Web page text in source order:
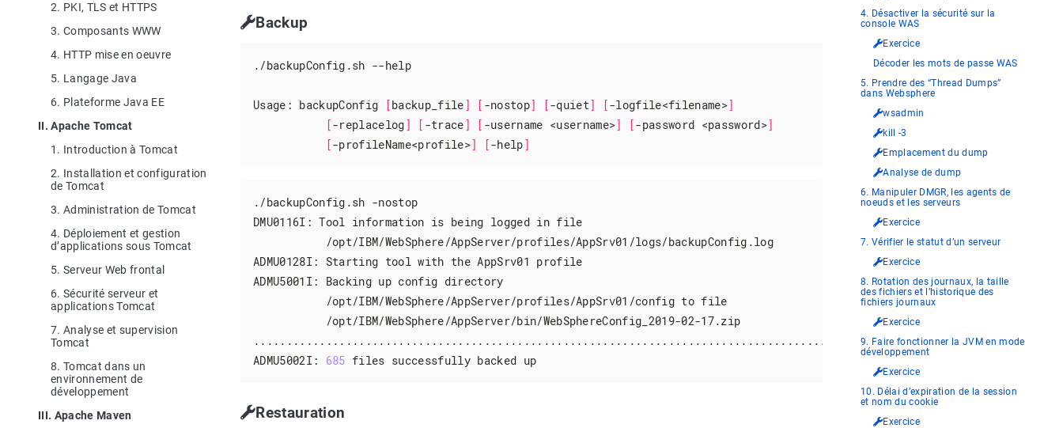
2. PKI, TLS et HTTPS
3. Composants WWW
4. HTTP mise en oeuvre
5. Langage Java
6. Plateforme Java EE
II. Apache Tomcat
1. Introduction à Tomcat
2. Installation et configuration
de Tomcat
3. Administration de Tomcat
4. Déploiement et gestion
d’applications sous Tomcat
5. Serveur Web frontal
6. Sécurité serveur et
applications Tomcat
7. Analyse et supervision
Tomcat
8. Tomcat dans un
environnement de
développement
III. Apache Maven
Backup
./backupConfig.sh --help
Usage: backupConfig [backup_file] [ -nostop] [-quiet] [-logfile<filename>]
[-replacelog] [ -trace] [ -username <username>] [-password <password>]
[-profileName<profile>] [-help]
./backupConfig.sh -nostop
DMU0116I: Tool information is being logged in file
           /opt/IBM/WebSphere/AppServer/profiles/AppSrv01/logs/backupConfig.log
ADMU0128I: Starting tool with the AppSrv01 profile
ADMU5001I: Backing up config directory
           /opt/IBM/WebSphere/AppServer/profiles/AppSrv01/config to file
           /opt/IBM/WebSphere/AppServer/bin/WebSphereConfig_2019-02-17.zip
ADMU5002I: 685 files successfully backed up
Restauration
4. Désactiver la sécurité sur la
console WAS
Exercice
Décoder les mots de passe WAS
5. Prendre des “Thread Dumps”
dans Websphere
wsadmin
kill -3
Emplacement du dump
Analyse de dump
6. Manipuler DMGR, les agents de
noeuds et les serveurs
Exercice
7. Vérifier le statut d’un serveur
Exercice
8. Rotation des journaux, la taille
des fichiers et l’historique des
fichiers journaux
Exercice
9. Faire fonctionner la JVM en mode
développement
Exercice
10. Délai d’expiration de la session
et nom du cookie
Exercice